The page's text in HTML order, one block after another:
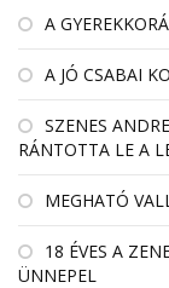
A
A JÓ CSABAI
SZENES
RÁNTOTTA LE A
MEGHATÓ
18 ÉVES A
ÜNNEPEL